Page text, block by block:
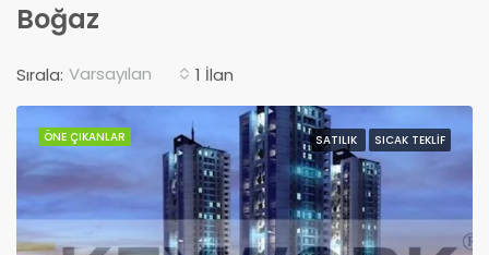
Boğaz
1 İlan
Sırala: Varsayılan
ÖNE ÇIKANLAR SATILIK SICAK TEKLIF